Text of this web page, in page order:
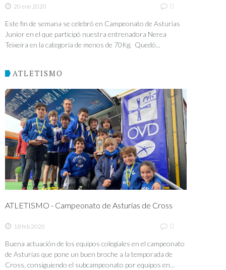
20 ene 2020 0
Este fin de semana se celebró en Campeonato de Asturias
Junior en el que participó nuestra entrenadora Nerea
Teixeira en la categoría de menos de 70Kg. Quedó...
ATLETISMO
ATLETISMO - Campeonato de Asturias de Cross
18 feb 2020 0
Buena actuación de los equipos colegiales en el campeonato
de Asturias que pone un buen broche a la temporada de
Cross, consiguiendo el subcampeonato por equipos en...